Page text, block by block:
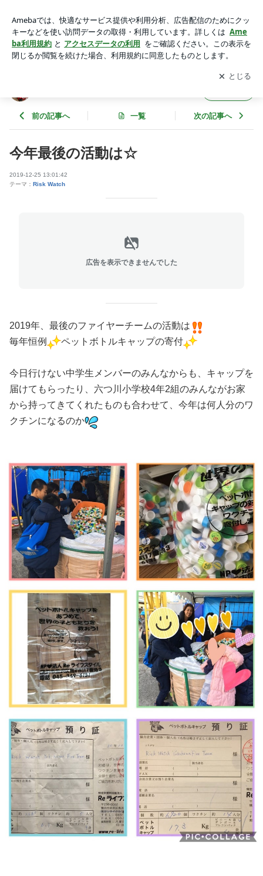
アプリをダウンロードして ブログの更新通知
を受け取りまし
ょう。
開く
前の記事へ 一覧 次の記事へ
今年最後の活動は☆
2019-12-25 13:01:42
テーマ： Risk Watch
広告を表示できませんでした
2019年、最後のファイヤーチームの活動は
毎年恒例
ペットボトルキャップの寄付
今日行けない中学生メンバーのみんなからも、キャップを
届けてもらったり、六つ川小学校4年2組のみんながお家
から持ってきてくれたものも合わせて、今年は何人分のワ
クチンになるのか